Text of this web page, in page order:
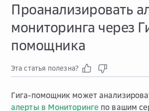
Проанализировать
мониторинга через
помощника
Эта статья полезна?
Гига-помощник может
алерты в Мониторинге по вашим